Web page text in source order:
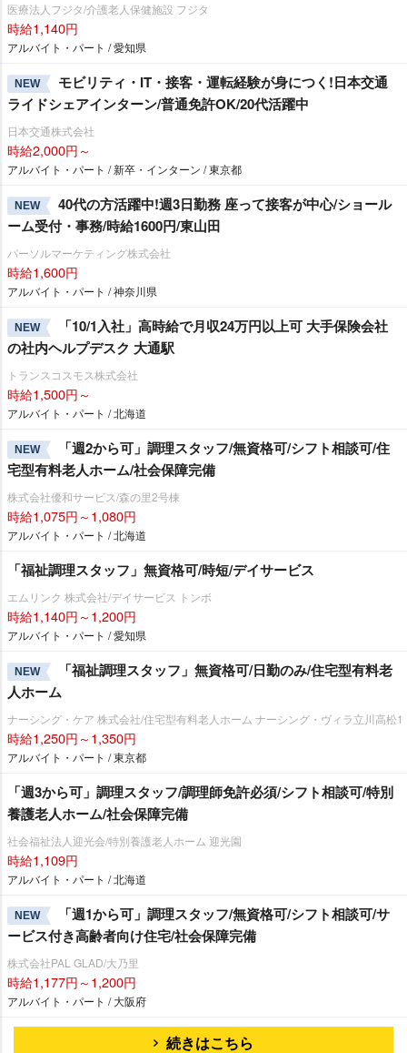
医療法人フジタ/介護老人保健施設 フジタ
時給1,140円
アルバイト・パート / 愛知県
NEW
モビリティ・IT・接客・運転経験が身につく!日本交通
ライドシェアインターン/普通免許OK/20代活躍中
日本交通株式会社
時給2,000円～
アルバイト・パート / 新卒・インターン / 東京都
NEW
40代の方活躍中!週3日勤務 座って接客が中心/ショール
ーム受付・事務/時給1600円/東山田
パーソルマーケティング株式会社
時給1,600円
アルバイト・パート / 神奈川県
NEW
「10/1入社」高時給で月収24万円以上可 大手保険会社
の社内ヘルプデスク 大通駅
トランスコスモス株式会社
時給1,500円～
アルバイト・パート / 北海道
NEW
「週2から可」調理スタッフ/無資格可/シフト相談可/住
宅型有料老人ホーム/社会保障完備
株式会社優和サービス/森の里2号棟
時給1,075円～1,080円
アルバイト・パート / 北海道
「福祉調理スタッフ」無資格可/時短/デイサービス
エムリンク 株式会社/デイサービス トンボ
時給1,140円～1,200円
アルバイト・パート / 愛知県
NEW
「福祉調理スタッフ」無資格可/日勤のみ/住宅型有料老
人ホーム
ナーシング・ケア 株式会社/住宅型有料老人ホーム ナーシング・ヴィラ立川高松1
時給1,250円～1,350円
アルバイト・パート / 東京都
「週3から可」調理スタッフ/調理師免許必須/シフト相談可/特別
養護老人ホーム/社会保障完備
社会福祉法人迎光会/特別養護老人ホーム 迎光園
時給1,109円
アルバイト・パート / 北海道
NEW
「週1から可」調理スタッフ/無資格可/シフト相談可/サ
ービス付き高齢者向け住宅/社会保障完備
株式会社PAL GLAD/大乃里
時給1,177円～1,200円
アルバイト・パート / 大阪府
続きはこちら